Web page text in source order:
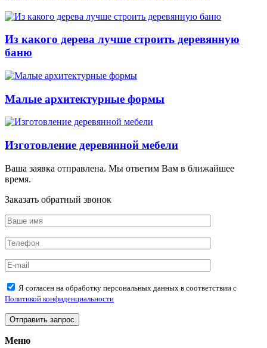
Из какого дерева лучше строить деревянную
баню
Малые архитектурные формы
Изготовление деревянной мебели
Ваша заявка отправлена. Мы ответим Вам в ближайшее
время.
Заказать обратный звонок
Я согласен на обработку персональных данных в соответствии с
Политикой конфиденциальности
Меню